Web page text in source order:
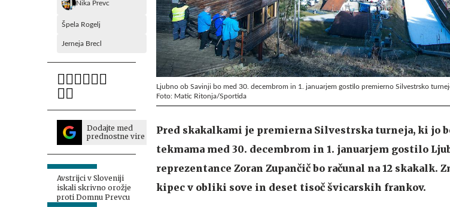
Nika Prevc
Špela Rogelj
Jerneja Brecl
Dodajte med
prednostne vire
Avstrijci v Sloveniji
iskali skrivno orožje
proti Domnu Prevcu
Ljubno ob Savinji bo med 30. decembrom in 1. januarjem gostilo premierno Silvestrsko
Foto: Matic Ritonja/Sportida
Pred skakalkami je premierna Silvestrska turneja, ki jo
tekmama med 30. decembrom in 1. januarjem gostilo
reprezentance Zoran Zupančič bo računal na 12 skakalk.
kipec v obliki sove in deset tisoč švicarskih frankov.